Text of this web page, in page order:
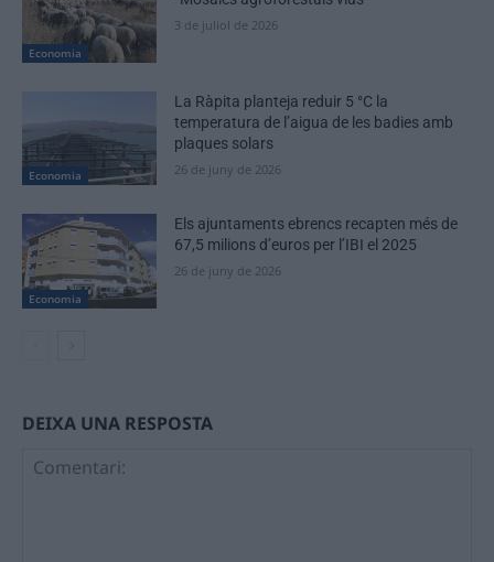
Economia
3 de juliol de 2026
Economia
La Ràpita planteja reduir 5 °C la
temperatura de l’aigua de les badies amb
plaques solars
26 de juny de 2026
Economia
Els ajuntaments ebrencs recapten més de
67,5 milions d’euros per l’IBI el 2025
26 de juny de 2026
DEIXA UNA RESPOSTA